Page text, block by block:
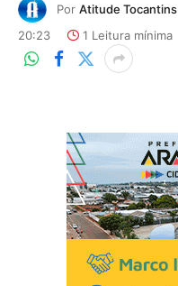
Por Atitude Tocantins
20:23
1 Leitura mínima